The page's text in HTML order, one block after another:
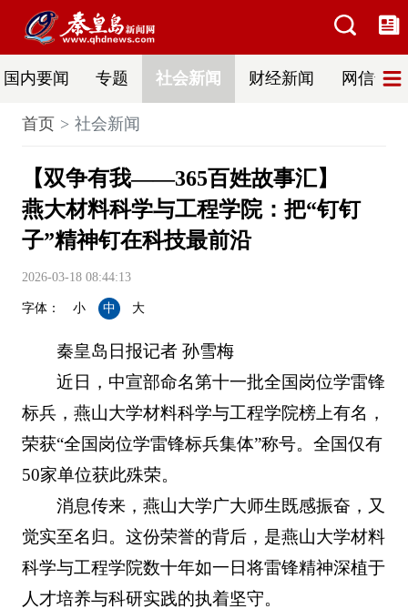
国内要闻 专题 社会新闻 财经新闻 网信普法
首页 社会新闻
【双争有我——365百姓故事汇】
燕大材料科学与工程学院：把“钉钉
子”精神钉在科技最前沿
2026-03-18 08:44:13
字体： 小 中 大
秦皇岛日报记者 孙雪梅
近日，中宣部命名第十一批全国岗位学雷锋
标兵，燕山大学材料科学与工程学院榜上有名，
荣获“全国岗位学雷锋标兵集体”称号。全国仅有
50家单位获此殊荣。
消息传来，燕山大学广大师生既感振奋，又
觉实至名归。这份荣誉的背后，是燕山大学材料
科学与工程学院数十年如一日将雷锋精神深植于
人才培养与科研实践的执着坚守。